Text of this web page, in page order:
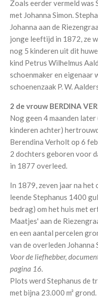
Zoals eerder vermeld was
met Johanna Simon.
Johanna aan de
jonge leeftijd in 1872, ze
nog 5 kinderen uit dit
kind Petrus Wilhelmus
schoenmaker en eigenaar
schoenenzaak P. W.
2 de vrouw BERDINA
Nog geen 4 maanden
kinderen achter)
Berendina Verholt op 6
2 dochters geboren voor
in 1877 overleed.
In 1879, zeven jaar na het
leende Stephanus 1400
bedrag) om het huis met
Maatjes' aan de
en een aantal percelen
van de overleden Johanna
Voor de liefhebber,
pagina 16.
Plots werd Stephanus de
met bijna 23.000 m² grond.